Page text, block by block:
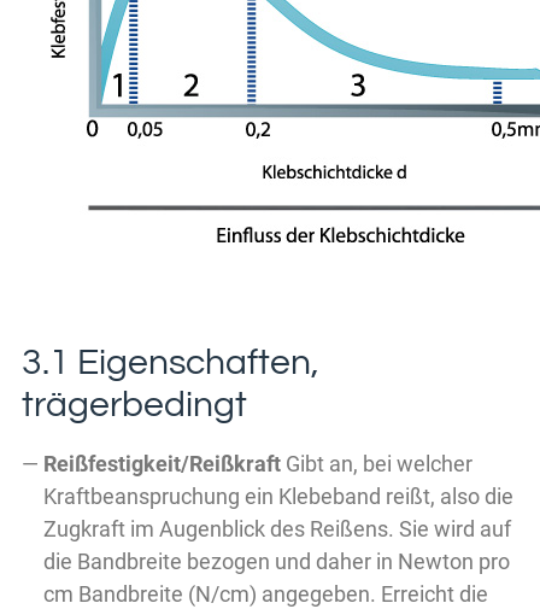
3.1 Eigenschaften,
trägerbedingt
Reißfestigkeit/Reißkraft Gibt an, bei welcher
Kraftbeanspruchung ein Klebeband reißt, also die
Zugkraft im Augenblick des Reißens. Sie wird auf
die Bandbreite bezogen und daher in Newton pro
cm Bandbreite (N/cm) angegeben. Erreicht die